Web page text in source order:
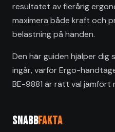
resultatet av flerårig
maximera både kraft och
belastning på handen.
Den här guiden hjälper
ingår, varför Ergo-
BE-9881 är rätt val jämfört
Snabbfakta